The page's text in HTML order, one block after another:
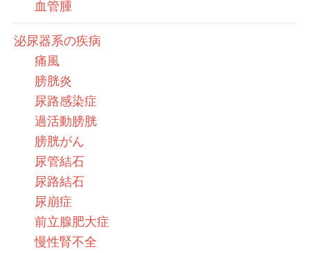
血管腫
泌尿器系の疾病
痛風
膀胱炎
尿路感染症
過活動膀胱
膀胱がん
尿管結石
尿路結石
尿崩症
前立腺肥大症
慢性腎不全